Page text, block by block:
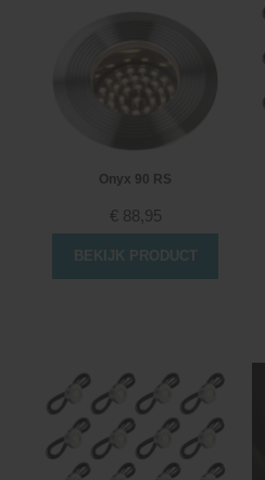
Onyx 90 RS
€ 88,95
BEKIJK PRODUCT